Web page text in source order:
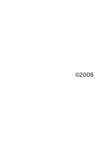
©2006